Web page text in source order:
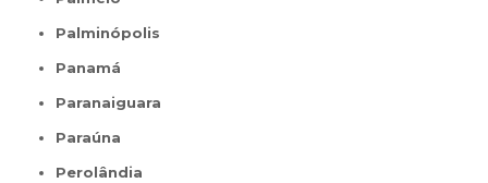
Palminópolis
Panamá
Paranaiguara
Paraúna
Perolândia